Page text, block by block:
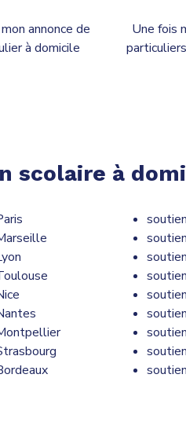
annonce de
à domicile
Une fois
scolaire à